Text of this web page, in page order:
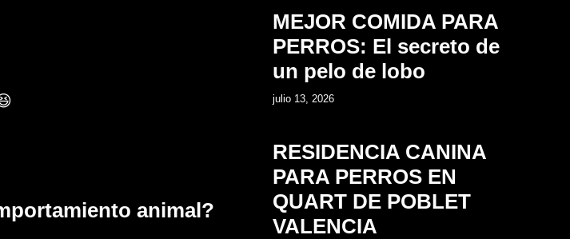
animal?
MEJOR COMIDA PARA
PERROS: El secreto de
un pelo de lobo
julio 13, 2026
RESIDENCIA CANINA
PARA PERROS EN
QUART DE POBLET
VALENCIA